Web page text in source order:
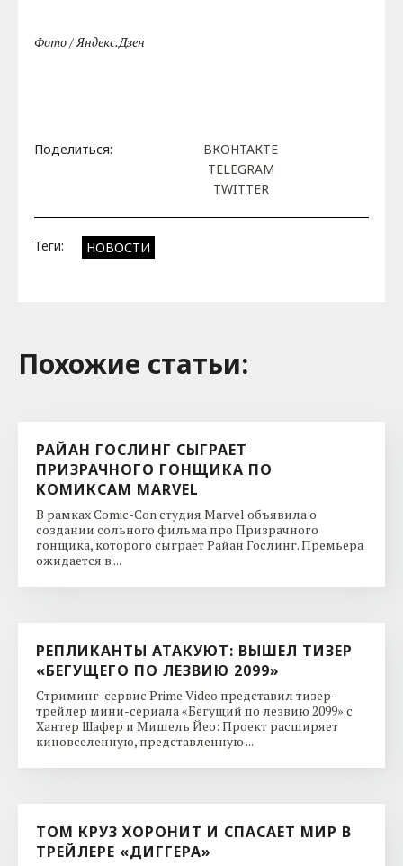
Фото / Яндекс.Дзен
Поделиться:
ВКОНТАКТЕ
TELEGRAM
TWITTER
Теги: НОВОСТИ
Похожие cтатьи:
РАЙАН ГОСЛИНГ СЫГРАЕТ
ПРИЗРАЧНОГО ГОНЩИКА ПО
КОМИКСАМ MARVEL
В рамках Comic-Con студия Marvel объявила о
создании сольного фильма про Призрачного
гонщика, которого сыграет Райан Гослинг. Премьера
ожидается в ...
РЕПЛИКАНТЫ АТАКУЮТ: ВЫШЕЛ ТИЗЕР
«БЕГУЩЕГО ПО ЛЕЗВИЮ 2099»
Стриминг-сервис Prime Video представил тизер-
трейлер мини-сериала «Бегущий по лезвию 2099» с
Хантер Шафер и Мишель Йео: Проект расширяет
киновселенную, представленную ...
ТОМ КРУЗ ХОРОНИТ И СПАСАЕТ МИР В
ТРЕЙЛЕРЕ «ДИГГЕРА»